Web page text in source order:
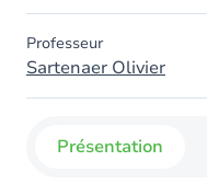
Professeur
Sartenaer Olivier
Présentation